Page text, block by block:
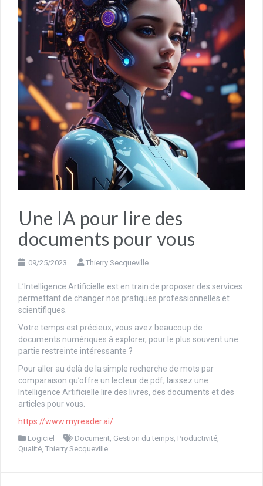
Une IA pour lire des
documents pour vous
09/25/2023 Thierry Secqueville
L’Intelligence Artificielle est en train de proposer des services
permettant de changer nos pratiques professionnelles et
scientifiques.
Votre temps est précieux, vous avez beaucoup de
documents numériques à explorer, pour le plus souvent une
partie restreinte intéressante ?
Pour aller au delà de la simple recherche de mots par
comparaison qu’offre un lecteur de pdf, laissez une
Intelligence Artificielle lire des livres, des documents et des
articles pour vous.
https://www.myreader.ai/
Logiciel Document, Gestion du temps, Productivité,
Qualité, Thierry Secqueville